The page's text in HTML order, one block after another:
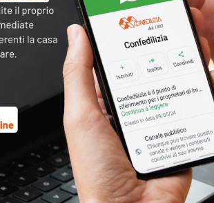
il punto sulla vicenda – per lo
– sorta nella serata di
8 ottobre in seguito alle
rese dal Ministro
e delle finanze Giancarlo
nel corso di un’audizione
riconosciuto mercoledì 9 dallo
Ministro in una nota stampa
congiuntamente al leaderdel
è stata la Confedilizia a